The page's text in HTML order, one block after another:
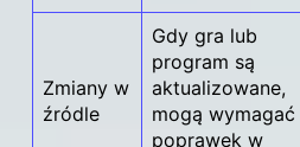
Zmiany w
źródle
Gdy gra lub
program są
aktualizowane,
mogą wymagać
poprawek w